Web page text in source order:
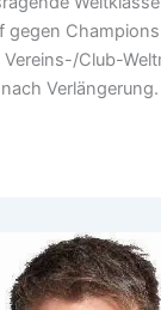
gegen
Vereins-/Club-